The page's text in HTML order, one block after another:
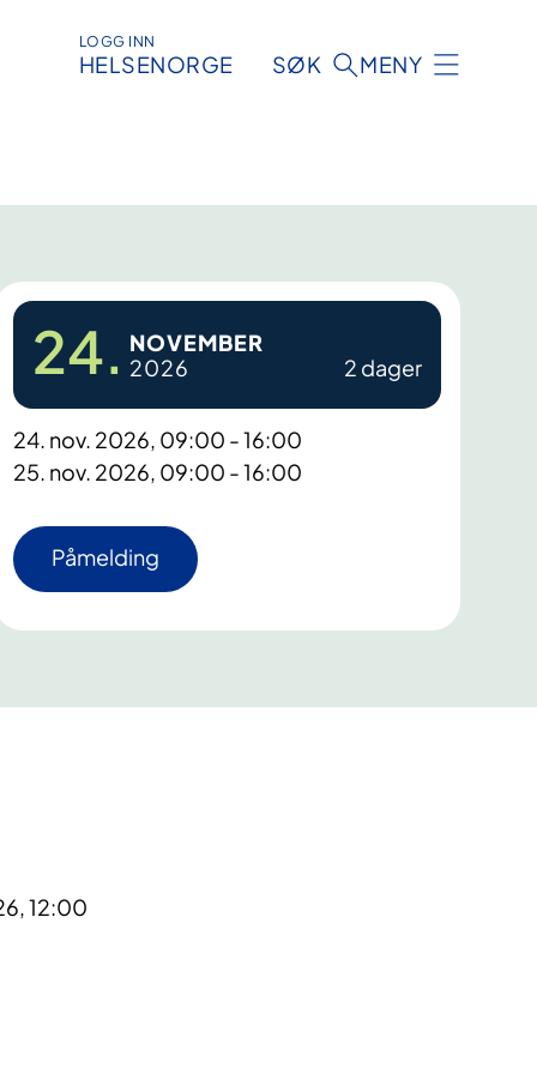
LOGG INN
HELSENORGE SØK MENY
24. NOVEMBER
2026
2 dager
24. nov. 2026, 09:00 - 16:00
25. nov. 2026, 09:00 - 16:00
Påmelding
12:00